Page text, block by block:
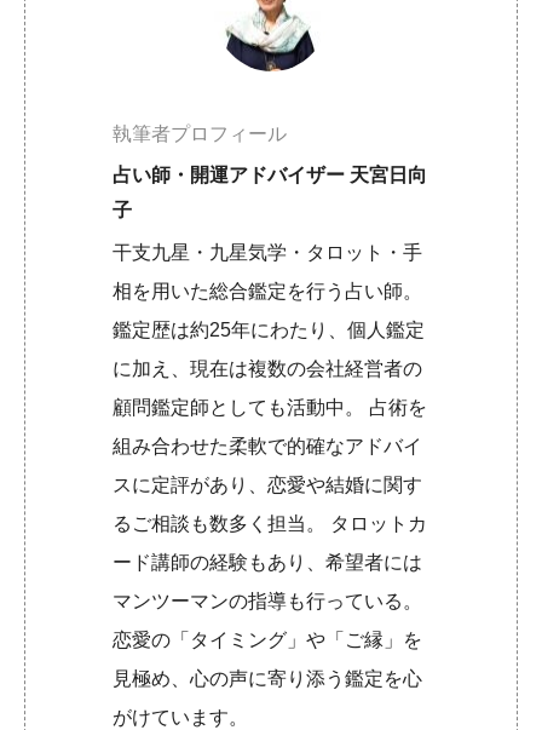
執筆者プロフィール
占い師・開運アドバイザー 天宮日向
子
干支九星・九星気学・タロット・手
相を用いた総合鑑定を行う占い師。
鑑定歴は約25年にわたり、個人鑑定
に加え、現在は複数の会社経営者の
顧問鑑定師としても活動中。 占術を
組み合わせた柔軟で的確なアドバイ
スに定評があり、恋愛や結婚に関す
るご相談も数多く担当。 タロットカ
ード講師の経験もあり、希望者には
マンツーマンの指導も行っている。
恋愛の「タイミング」や「ご縁」を
見極め、心の声に寄り添う鑑定を心
がけています。